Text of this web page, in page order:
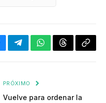
TelegramWhatsApp
Threads
PRÓXIMO
Vuelve para ordenar la